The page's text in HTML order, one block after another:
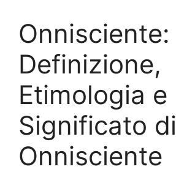
Onnisciente:
Definizione,
Etimologia e
Significato di
Onnisciente